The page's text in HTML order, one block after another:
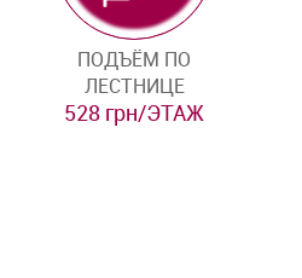
ПОДЪЁМ ПО
ЛЕСТНИЦЕ
528 грн/ЭТАЖ